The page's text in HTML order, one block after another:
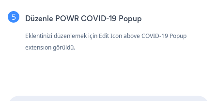
Düzenle POWR COVID-19 Popup
Eklentinizi düzenlemek için Edit Iconabove COVID-19 Popup
extension görüldü.